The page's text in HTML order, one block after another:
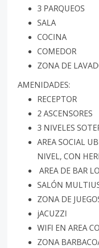
3 PARQUEOS
SALA
COCINA
COMEDOR
ZONA DE
AMENIDADES:
RECEPTOR
2 ASCENSORES
3 NIVELES
AREA SOCIAL
NIVEL, CON
AREA DE BAR
SALÓN
ZONA DE
jACUZZI
WIFI EN AREA
ZONA